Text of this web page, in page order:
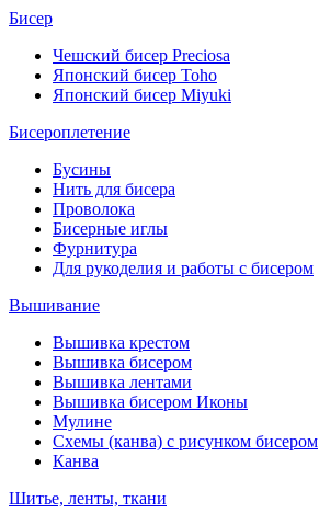
Бисер
Чешский бисер Preciosa
Японский бисер Toho
Японский бисер Miyuki
Бисероплетение
Бусины
Нить для бисера
Проволока
Бисерные иглы
Фурнитура
Для рукоделия и работы с бисером
Вышивание
Вышивка крестом
Вышивка бисером
Вышивка лентами
Вышивка бисером Иконы
Мулине
Схемы (канва) с рисунком бисером
Канва
Шитье, ленты, ткани